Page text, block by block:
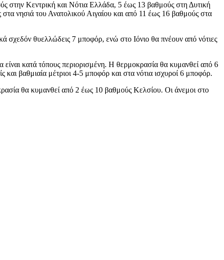
Κεντρική και Νότια Ελλάδα, 5 έως 13 βαθμούς στη Δυτική
νησιά του Ανατολικού Αιγαίου και από 11 έως 16 βαθμούς στα
σχεδόν θυελλώδεις 7 μποφόρ, ενώ στο Ιόνιο θα πνέουν από νότιες
κατά τόπους περιορισμένη. Η θερμοκρασία θα κυμανθεί από 6
βαθμιαία μέτριοι 4-5 μποφόρ και στα νότια ισχυροί 6 μποφόρ.
θα κυμανθεί από 2 έως 10 βαθμούς Κελσίου. Οι άνεμοι στο